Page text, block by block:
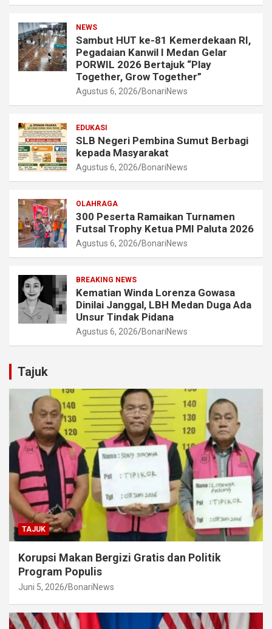
NEWS
Sambut HUT ke-81 Kemerdekaan RI,
Pegadaian Kanwil I Medan Gelar
PORWIL 2026 Bertajuk “Play
Together, Grow Together”
Agustus 6, 2026 BonariNews
EDUKASI
SLB Negeri Pembina Sumut Berbagi
kepada Masyarakat
Agustus 6, 2026 BonariNews
OLAHRAGA
300 Peserta Ramaikan Turnamen
Futsal Trophy Ketua PMI Paluta 2026
Agustus 6, 2026 BonariNews
BREAKING NEWS
Kematian Winda Lorenza Gowasa
Dinilai Janggal, LBH Medan Duga Ada
Unsur Tindak Pidana
Agustus 6, 2026 BonariNews
Tajuk
TAJUK
Korupsi Makan Bergizi Gratis dan Politik
Program Populis
Juni 5, 2026 BonariNews